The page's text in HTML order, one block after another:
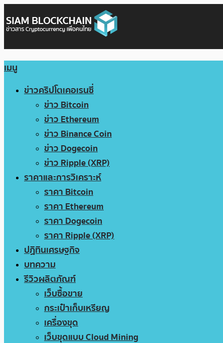
เมนู
ข่าวคริปโตเคอเรนซี่
ข่าว Bitcoin
ข่าว Ethereum
ข่าว Binance Coin
ข่าว Dogecoin
ข่าว Ripple (XRP)
ราคาและการวิเคราะห์
ราคา Bitcoin
ราคา Ethereum
ราคา Dogecoin
ราคา Ripple (XRP)
ปฏิทินเศรษฐกิจ
บทความ
รีวิวผลิตภัณฑ์
เว็บซื้อขาย
กระเป๋าเก็บเหรียญ
เครื่องขุด
เว็บขุดแบบ Cloud Mining